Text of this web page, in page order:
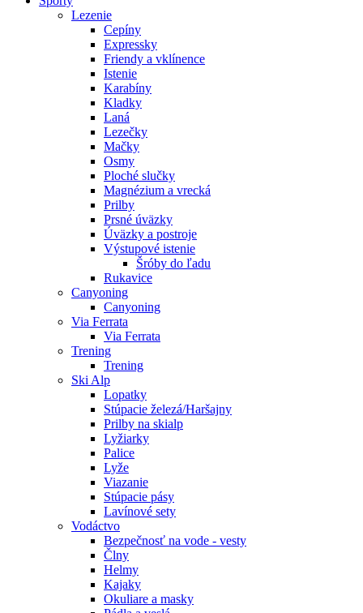
Lezenie
Cepíny
Expressky
Friendy a vklínence
Istenie
Karabíny
Kladky
Laná
Lezečky
Mačky
Osmy
Ploché slučky
Magnézium a vrecká
Prilby
Prsné úväzky
Úväzky a postroje
Výstupové istenie
Šróby do ľadu
Rukavice
Canyoning
Canyoning
Via Ferrata
Via Ferrata
Trening
Trening
Ski Alp
Lopatky
Stúpacie železá/Haršajny
Prilby na skialp
Lyžiarky
Palice
Lyže
Viazanie
Stúpacie pásy
Lavínové sety
Vodáctvo
Bezpečnosť na vode - vesty
Člny
Helmy
Kajaky
Okuliare a masky